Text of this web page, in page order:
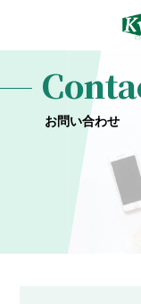
お問い合わせ